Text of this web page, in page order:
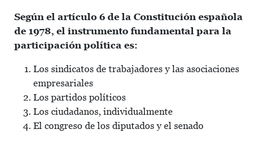
Según el artículo 6 de la Constitución española
de 1978, el instrumento fundamental para la
participación política es:
Los sindicatos de trabajadores y las asociaciones
empresariales
Los partidos políticos
Los ciudadanos, individualmente
El congreso de los diputados y el senado